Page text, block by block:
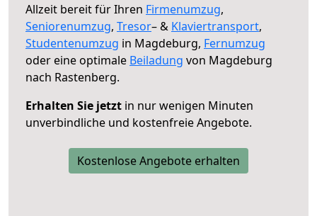
Allzeit bereit für Ihren Firmenumzug,
Seniorenumzug, Tresor– & Klaviertransport,
Studentenumzug in Magdeburg, Fernumzug
oder eine optimale Beiladung von Magdeburg
nach Rastenberg.
Erhalten Sie jetzt in nur wenigen Minuten
unverbindliche und kostenfreie Angebote.
Kostenlose Angebote erhalten